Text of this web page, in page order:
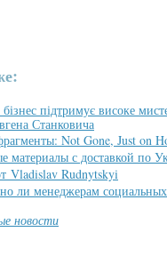
підтримує високе
Станковича
Not Gone, Just on
материалы с доставкой по
Vladislav Rudnytskyi
ли менеджерам
новости